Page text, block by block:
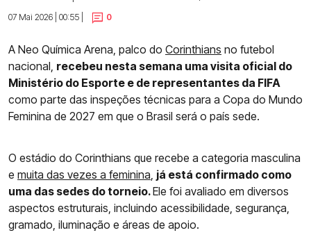
07 Mai 2026 | 00:55 |
0
A Neo Química Arena, palco do Corinthians no futebol
nacional, recebeu nesta semana uma visita oficial do
Ministério do Esporte e de representantes da FIFA
como parte das inspeções técnicas para a Copa do Mundo
Feminina de 2027 em que o Brasil será o país sede.
O estádio do Corinthians que recebe a categoria masculina
e muita das vezes a feminina já está confirmado como
uma das sedes do torneio.Ele foi avaliado em diversos
aspectos estruturais, incluindo acessibilidade, segurança,
gramado, iluminação e áreas de apoio.